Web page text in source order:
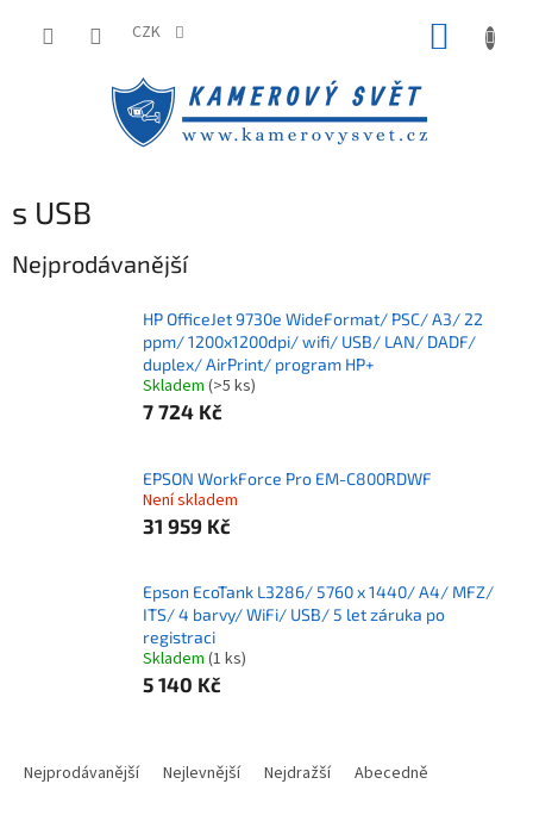
CZK
s USB
Nejprodávanější
HP OfficeJet 9730e WideFormat/ PSC/ A3/ 22
ppm/ 1200x1200dpi/ wifi/ USB/ LAN/ DADF/
duplex/ AirPrint/ program HP+
Skladem (>5 ks)
7 724 Kč
EPSON WorkForce Pro EM-C800RDWF
Není skladem
31 959 Kč
Epson EcoTank L3286/ 5760 x 1440/ A4/ MFZ/
ITS/ 4 barvy/ WiFi/ USB/ 5 let záruka po
registraci
Skladem (1 ks)
5 140 Kč
Nejprodávanější Nejlevnější Nejdražší Abecedně